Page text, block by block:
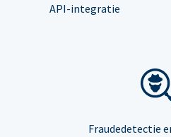
API-integratie
Fraudedetectie